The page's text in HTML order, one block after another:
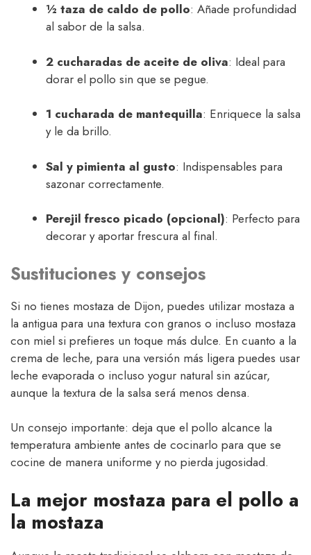
½ taza de caldo de pollo: Añade profundidad
al sabor de la salsa.
2 cucharadas de aceite de oliva: Ideal para
dorar el pollo sin que se pegue.
1 cucharada de mantequilla: Enriquece la salsa
y le da brillo.
Sal y pimienta al gusto: Indispensables para
sazonar correctamente.
Perejil fresco picado (opcional): Perfecto para
decorar y aportar frescura al final.
Sustituciones y consejos
Si no tienes mostaza de Dijon, puedes utilizar mostaza a
la antigua para una textura con granos o incluso mostaza
con miel si prefieres un toque más dulce. En cuanto a la
crema de leche, para una versión más ligera puedes usar
leche evaporada o incluso yogur natural sin azúcar,
aunque la textura de la salsa será menos densa.
Un consejo importante: deja que el pollo alcance la
temperatura ambiente antes de cocinarlo para que se
cocine de manera uniforme y no pierda jugosidad.
La mejor mostaza para el pollo a
la mostaza